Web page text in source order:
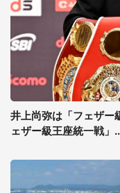
井上尚弥は「フェザー
ェザー級王座統一戦」